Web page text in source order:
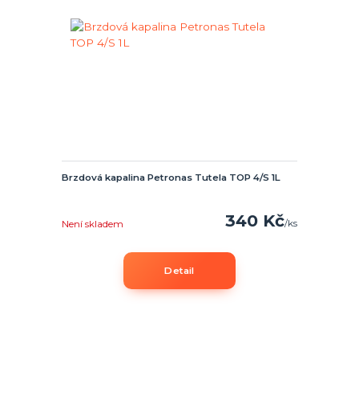
Brzdová kapalina Petronas Tutela TOP 4/S 1L
340 Kč/ks
Není skladem
Detail